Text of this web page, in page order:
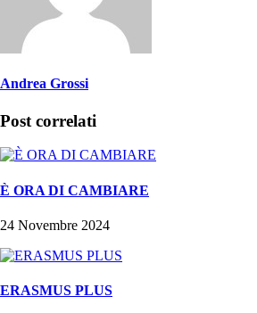
Andrea Grossi
Post correlati
È ORA DI CAMBIARE
24 Novembre 2024
ERASMUS PLUS